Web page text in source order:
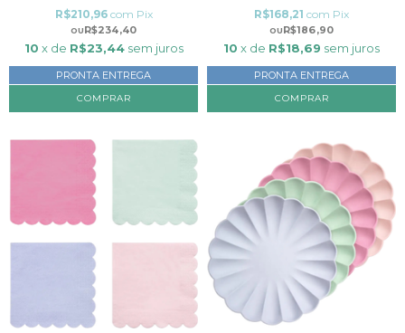
R$234,40
R$210,96 com Pix
10 x de R$23,44 sem juros
PRONTA ENTREGA
R$186,90
R$168,21 com Pix
10 x de R$18,69 sem juros
PRONTA ENTREGA